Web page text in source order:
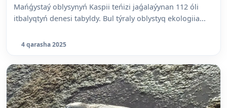
Mańǵystaý oblysynyń Kaspii teńizi jaǵalaýynan 112 óli
itbalyqtyń denesi tabyldy. Bul týraly oblystyq ekologiia...
4 qarasha 2025